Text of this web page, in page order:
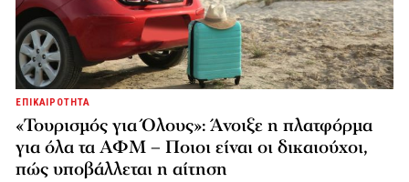
ΕΠΙΚΑΙΡΟΤΗΤΑ
«Τουρισμός για Όλους»: Άνοιξε η πλατφόρμα
για όλα τα ΑΦΜ – Ποιοι είναι οι δικαιούχοι,
πώς υποβάλλεται η αίτηση